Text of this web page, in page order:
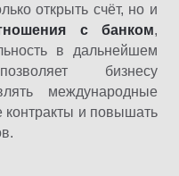
открыть счёт, но и
с банком,
в дальнейшем
бизнесу
международные
контракты и повышать